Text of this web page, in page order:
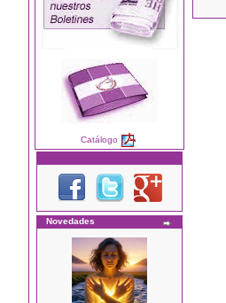
Catálogo
Novedades